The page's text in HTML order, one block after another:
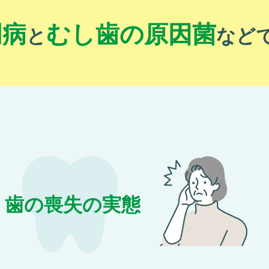
とむし歯の原因菌など
⻭の喪失の実態